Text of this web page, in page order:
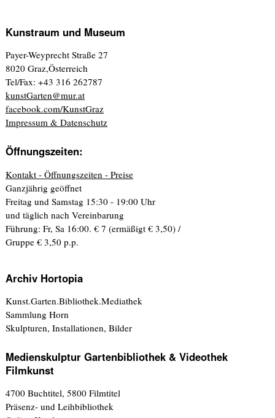
Kunstraum und Museum
Payer-Weyprecht Straße 27
8020 Graz,Österreich
Tel/Fax: +43 316 262787
kunstGarten@mur.at
facebook.com/KunstGraz
Impressum & Datenschutz
Öffnungszeiten:
Kontakt - Öffnungszeiten - Preise
Ganzjährig geöffnet
Freitag und Samstag 15:30 - 19:00 Uhr
und täglich nach Vereinbarung
Führung: Fr, Sa 16:00. € 7 (ermäßigt € 3,50) /
Gruppe € 3,50 p.p.
Archiv Hortopia
Kunst.Garten.Bibliothek.Mediathek
Sammlung Horn
Skulpturen, Installationen, Bilder
Medienskulptur Gartenbibliothek & Videothek
Filmkunst
4700 Buchtitel, 5800 Filmtitel
Präsenz- und Leihbibliothek